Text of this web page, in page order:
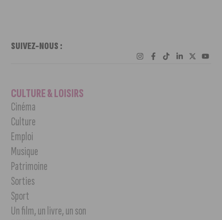
SUIVEZ-NOUS :
CULTURE & LOISIRS
Cinéma
Culture
Emploi
Musique
Patrimoine
Sorties
Sport
Un film, un livre, un son